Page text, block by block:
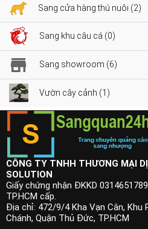
Sang cửa hàng thú nuôi (2)
Sang khu câu cá (0)
Sang showroom (6)
Vườn cây cảnh (1)
CÔNG TY TNHH THƯƠNG MẠI
SOLUTION
Giấy chứng nhận ĐKKD
TP.HCM cấp.
Địa chỉ: 472/9/4 Kha Vạn Cân, Khu
Chánh, Quận Thủ Đức, TP.HCM